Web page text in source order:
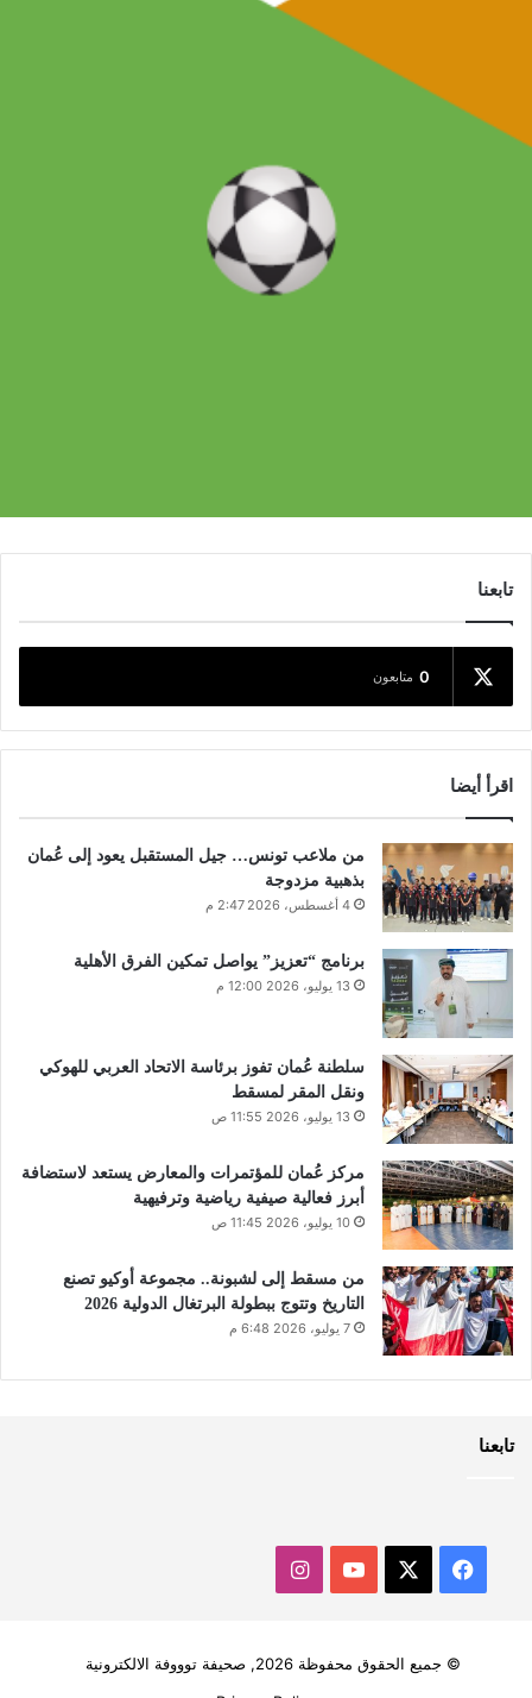
تابعنا
0 متابعون
اقرأ أيضا
من ملاعب تونس… جيل المستقبل يعود إلى عُمان
بذهبية مزدوجة
4 أغسطس، 2026 2:47 م
برنامج “تعزيز” يواصل تمكين الفرق الأهلية
13 يوليو، 2026 12:00 م
سلطنة عُمان تفوز برئاسة الاتحاد العربي للهوكي
ونقل المقر لمسقط
13 يوليو، 2026 11:55 ص
مركز عُمان للمؤتمرات والمعارض يستعد لاستضافة
أبرز فعالية صيفية رياضية وترفيهية
10 يوليو، 2026 11:45 ص
من مسقط إلى لشبونة.. مجموعة أوكيو تصنع
التاريخ وتتوج ببطولة البرتغال الدولية 2026
7 يوليو، 2026 6:48 م
تابعنا
فيسبوك ‫YouTubeانستقرام
© جميع الحقوق محفوظة 2026, صحيفة توووفة الالكترونية